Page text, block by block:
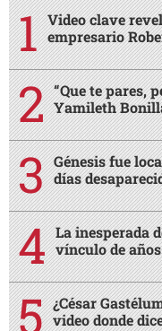
Video clave
empresario
“Que te pares,
Yamileth
Génesis fue
días
La inesperada
vínculo de años
¿César
video donde